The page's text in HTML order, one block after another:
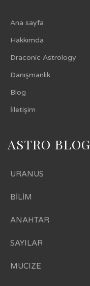
Ana sayfa
Hakkımda
Draconic Astrology
Danışmanlık
Blog
İiletişim
ASTRO BLOG
URANUS
BİLİM
ANAHTAR
SAYILAR
MUCIZE